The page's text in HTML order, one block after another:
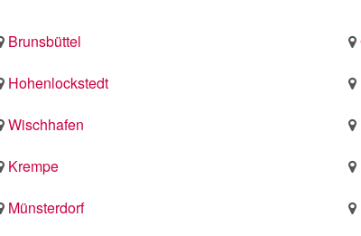
Brunsbüttel
Hohenlockstedt
Wischhafen
Krempe
Münsterdorf